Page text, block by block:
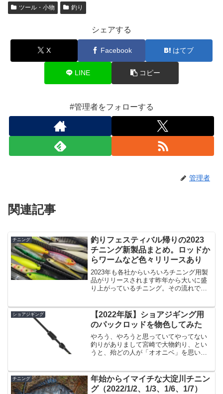
ツール・小物 釣り
シェアする
X Facebook はてブ
LINE コピー
#管理者をフォローする
管理者
関連記事
チニング
釣りフェスティバル帰りの2023
チニング新製品まとめ。ロッドか
らワームなど色々リリースあり
2023年も各社からいろいろチニング用製
品がリリースされます昨年から大いに盛
り上がっているチニング。その流れで各
るのでご了承下さい。＜追記＞釣りフェ
スティバルで展示され...
ショアジギング
【2022年版】ショアジギング用
のパックロッドを物色してみた
やろう、やろうと思っていてやってない
釣りがありまして宮崎で大物釣り、とい
うと、殆どの人が「オオニベ」を思い浮
いんですよ。釣りなのに朝早いのが嫌だ
と言ってる時点で私はオオ...
チニング
年始からイマイチな大淀川チニン
グ（2022/1/2、1/3、1/6、1/7）